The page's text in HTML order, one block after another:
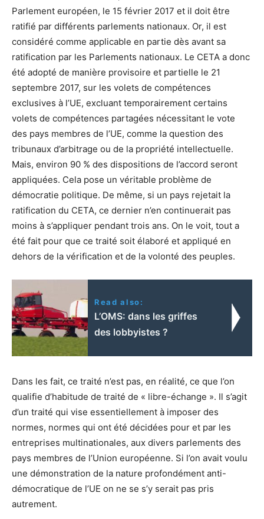
Parlement européen, le 15 février 2017 et il doit être
ratifié par différents parlements nationaux. Or, il est
considéré comme applicable en partie dès avant sa
ratification par les Parlements nationaux. Le CETA a donc
été adopté de manière provisoire et partielle le 21
septembre 2017, sur les volets de compétences
exclusives à l’UE, excluant temporairement certains
volets de compétences partagées nécessitant le vote
des pays membres de l’UE, comme la question des
tribunaux d’arbitrage ou de la propriété intellectuelle.
Mais, environ 90 % des dispositions de l’accord seront
appliquées. Cela pose un véritable problème de
démocratie politique. De même, si un pays rejetait la
ratification du CETA, ce dernier n’en continuerait pas
moins à s’appliquer pendant trois ans. On le voit, tout a
été fait pour que ce traité soit élaboré et appliqué en
dehors de la vérification et de la volonté des peuples.
Read also:
L’OMS: dans les griffes
des lobbyistes ?
Dans les fait, ce traité n’est pas, en réalité, ce que l’on
qualifie d’habitude de traité de « libre-échange ». Il s’agit
d’un traité qui vise essentiellement à imposer des
normes, normes qui ont été décidées pour et par les
entreprises multinationales, aux divers parlements des
pays membres de l’Union européenne. Si l’on avait voulu
une démonstration de la nature profondément anti-
démocratique de l’UE on ne se s’y serait pas pris
autrement.